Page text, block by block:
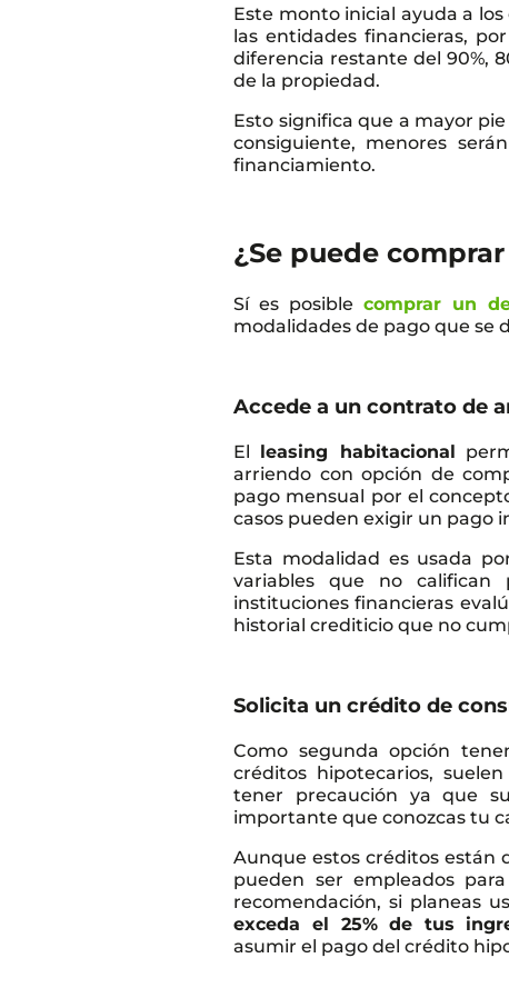
Este monto inicial ayuda a
las entidades financieras,
diferencia restante del 90%,
de la propiedad.
Esto significa que a mayor
consiguiente, menores
financiamiento.
¿Se puede
Sí es posiblecomprar un
modalidades de pago que se
Accede a un contrato de
El leasing habitacional
arriendo con opción de
pago mensual por el
casos pueden exigir un pago
Esta modalidad es usada
variables que no califican
instituciones financieras
historial crediticio que no
Solicita un crédito de
Como segunda opción
créditos hipotecarios,
tener precaución ya que
importante que conozcas tu
Aunque estos créditos están
pueden ser empleados para
recomendación, si planeas
exceda el 25% de tus
asumir el pago del crédito